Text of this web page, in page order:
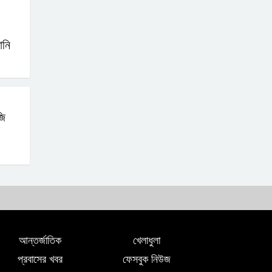
আন্তর্জাতিক
খেলাধুলা
প্রবাসের খবর ফেসবুক নিউজ